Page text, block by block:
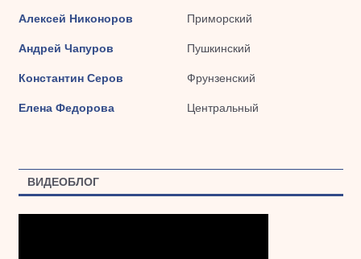
Алексей Никоноров Приморский
Андрей Чапуров Пушкинский
Константин Серов Фрунзенский
Елена Федорова Центральный
ВИДЕОБЛОГ